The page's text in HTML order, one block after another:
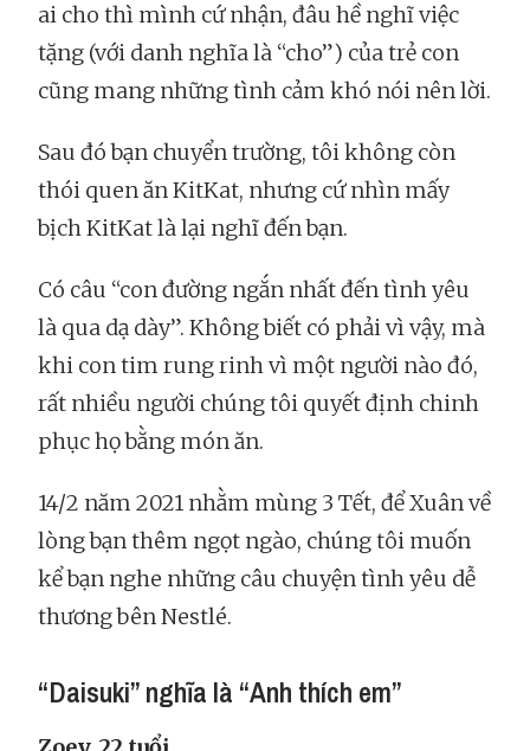
ai cho thì mình cứ nhận, đâu hề nghĩ việc
tặng (với danh nghĩa là “cho”) của trẻ con
cũng mang những tình cảm khó nói nên lời.
Sau đó bạn chuyển trường, tôi không còn
thói quen ăn KitKat, nhưng cứ nhìn mấy
bịch KitKat là lại nghĩ đến bạn.
Có câu “con đường ngắn nhất đến tình yêu
là qua dạ dày”. Không biết có phải vì vậy, mà
khi con tim rung rinh vì một người nào đó,
rất nhiều người chúng tôi quyết định chinh
phục họ bằng món ăn.
14/2 năm 2021 nhằm mùng 3 Tết, để Xuân về
lòng bạn thêm ngọt ngào, chúng tôi muốn
kể bạn nghe những câu chuyện tình yêu dễ
thương bên Nestlé.
“Daisuki” nghĩa là “Anh thích em”